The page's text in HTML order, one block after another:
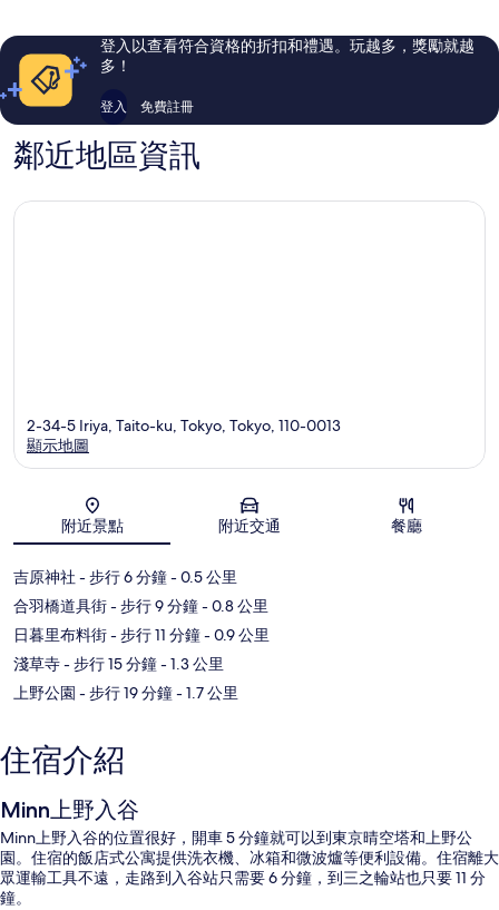
則
評
則
評
登入以查看符合資格的折扣和禮遇。玩越多，獎勵就越
多！
登入 免費註冊
鄰近地區資訊
地圖
2-34-5 Iriya, Taito-ku, Tokyo, Tokyo, 110-0013
顯示地圖
附近景點 附近交通 餐廳
吉原神社 - 步行 6 分鐘- 0.5 公里
合羽橋道具街- 步行 9 分鐘- 0.8 公里
日暮里布料街- 步行 11 分鐘- 0.9 公里
淺草寺- 步行 15 分鐘- 1.3 公里
上野公園 - 步行 19 分鐘- 1.7 公里
住宿介紹
Minn上野入谷
Minn上野入谷的位置很好，開車 5 分鐘就可以到東京晴空塔和上野公
園。住宿的飯店式公寓提供洗衣機、冰箱和微波爐等便利設備。住宿離大
眾運輸工具不遠，走路到入谷站只需要 6 分鐘，到三之輪站也只要 11 分
鐘。